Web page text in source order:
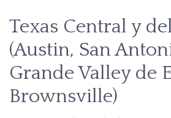
Texas Central y
(Austin, San
Grande Valley de
Brownsville)